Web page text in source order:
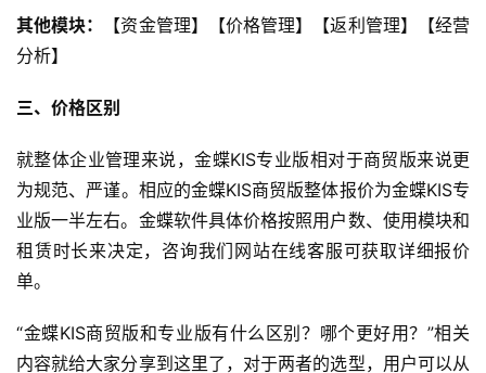
首
页
d
e
其他模块：
【资金管理】【价格管理】【返利管理】【经营
分析】
三、价格区别
就整体企业管理来说，金蝶KIS专业版相对于商贸版来说更
为规范、严谨。相应的金蝶KIS商贸版整体报价为金蝶KIS专
业版一半左右。金蝶软件具体价格按照用户数、使用模块和
租赁时长来决定，咨询我们网站在线客服可获取详细报价
单。
“金蝶KIS商贸版和专业版有什么区别？哪个更好用？”相关
内容就给大家分享到这里了，对于两者的选型，用户可以从